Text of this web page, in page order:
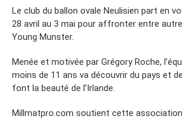
Le club du ballon ovale Neulisien part en
28 avril au 3 mai pour affronter entre autre
Young Munster.
Menée et motivée par Grégory Roche,
moins de 11 ans va découvrir du pays et
font la beauté de l’Irlande.
Millmatpro.com soutient cette